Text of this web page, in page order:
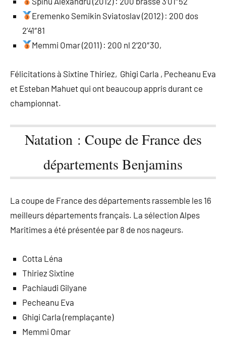
Eremenko Semikin Sviatoslav (2012) : 200 dos
2’41″81
Memmi Omar (2011) : 200 nl 2’20″30,
Félicitations à Sixtine Thiriez, Ghigi Carla , Pecheanu Eva
et Esteban Mahuet qui ont beaucoup appris durant ce
championnat.
Natation : Coupe de France des
départements Benjamins
La coupe de France des départements rassemble les 16
meilleurs départements français. La sélection Alpes
Maritimes a été présentée par 8 de nos nageurs.
Cotta Léna
Thiriez Sixtine
Pachiaudi Gilyane
Pecheanu Eva
Ghigi Carla (remplaçante)
Memmi Omar